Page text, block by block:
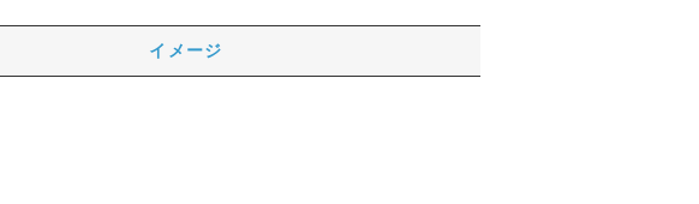
イメージ